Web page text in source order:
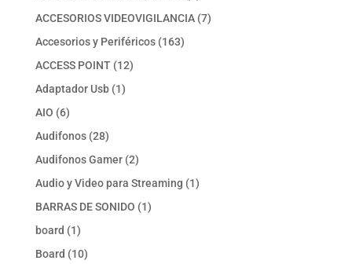
producto
ACCESORIOS VIDEOVIGILANCIA 77
Accesorios y Periféricos 163163
ACCESS POINT 1212
Adaptador Usb 11
AIO 66
productos
Audifonos 2828
productos
Audifonos Gamer 22
productos
Audio y Video para Streaming 11
BARRAS DE SONIDO 11
board 11
producto
Board 1010